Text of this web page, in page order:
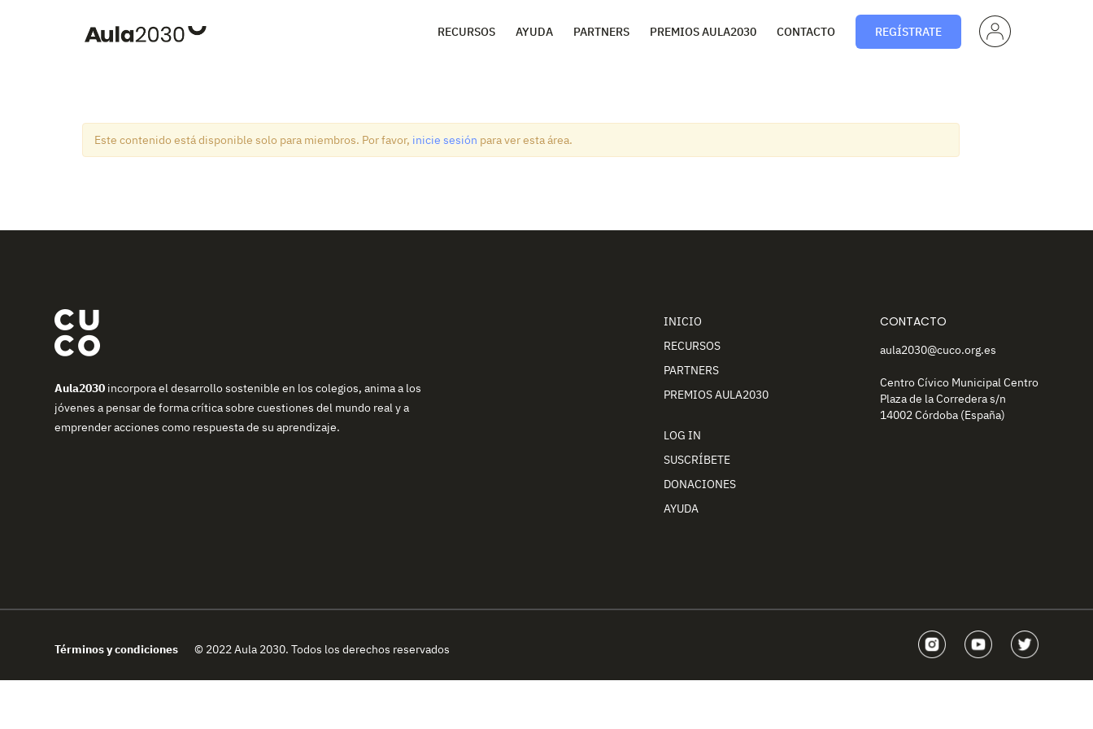
RECURSOS AYUDA PARTNERS PREMIOS AULA2030 CONTACTO REGÍSTRATE
PERF
IL
Este contenido está disponible solo para miembros. Por favor, inicie sesión para ver esta área.
Aula2030 incorpora el desarrollo sostenible en los colegios, anima a los
jóvenes a pensar de forma crítica sobre cuestiones del mundo real y a
emprender acciones como respuesta de su aprendizaje.
INICIO
RECURSOS
PARTNERS
PREMIOS AULA2030
LOG IN
SUSCRÍBETE
DONACIONES
AYUDA
CONTACTO
aula2030@cuco.org.es
Centro Cívico Municipal Centro
Plaza de la Corredera s/n
14002 Córdoba (España)
Términos y condiciones © 2022 Aula 2030. Todos los derechos reservados